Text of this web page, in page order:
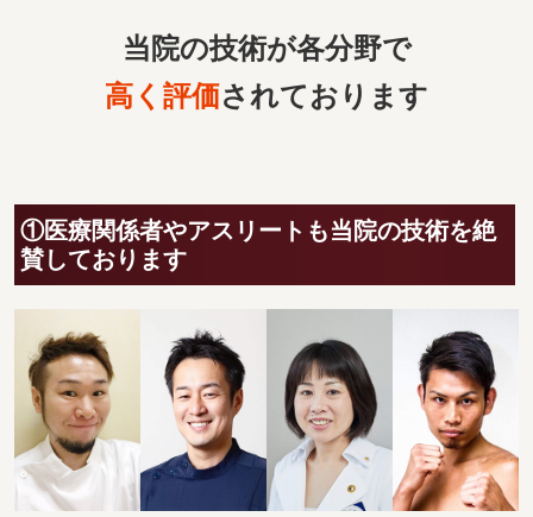
当院の技術が各分野で
高く評価されております
①医療関係者やアスリートも当院の技術を絶
賛しております